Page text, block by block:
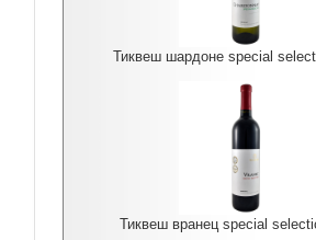
Тиквеш шардоне special
Тиквеш вранец special